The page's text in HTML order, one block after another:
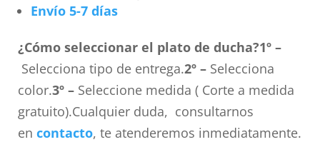
Envío 5-7 días
¿Cómo seleccionar el plato de ducha?1º –
Selecciona tipo de entrega.2º –Selecciona
color.3º –Seleccione medida ( Corte a medida
gratuito).Cualquier duda, consultarnos
en contacto, te atenderemos inmediatamente.